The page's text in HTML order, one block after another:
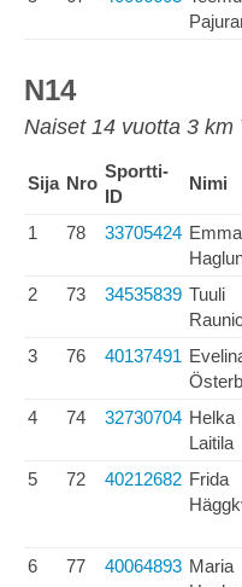
N14
Naiset 14 vuotta 3 km
Sija Nro
Sportti-
ID
Nimi
1 78 33705424 Emma
2 73 34535839 Tuuli
3 76 40137491
4 74 32730704 Helka
Laitila
5 72 40212682 Frida
6 77 40064893 Maria